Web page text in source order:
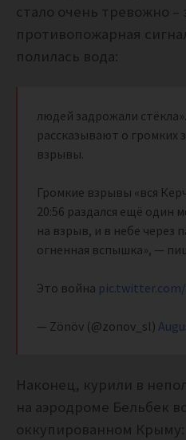
стало очень тревожно –
противопожарная
полилась вода:
людей задрожали
рассказывают о громких
взрывы.
Громкие взрывы «вся
20:56 раздался ещё один
на взрыв, и в небе через
огненная вспышка», —
Это война
— Zönöv (@zonov_sl)
Наконец, курили в
на аэродроме Бельбек
оккупированном Крыму: